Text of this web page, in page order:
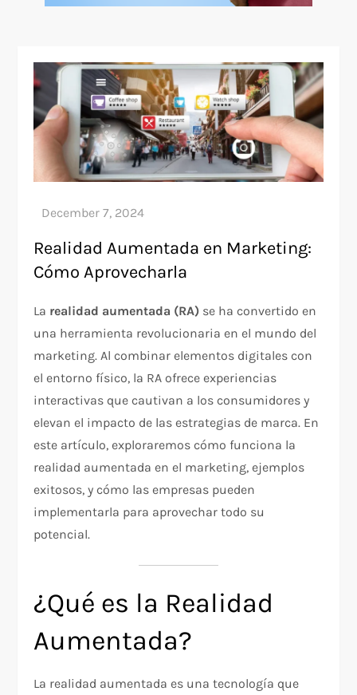
Realidad Aumentada en Marketing:
Cómo Aprovecharla
La realidad aumentada (RA) se ha convertido en
una herramienta revolucionaria en el mundo del
marketing. Al combinar elementos digitales con
el entorno físico, la RA ofrece experiencias
interactivas que cautivan a los consumidores y
elevan el impacto de las estrategias de marca. En
este artículo, exploraremos cómo funciona la
realidad aumentada en el marketing, ejemplos
exitosos, y cómo las empresas pueden
implementarla para aprovechar todo su
potencial.
¿Qué es la Realidad
Aumentada?
La realidad aumentada es una tecnología que